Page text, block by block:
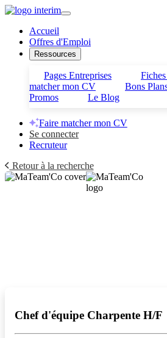
Accueil
Offres d'Emploi
Ressources
Pages Entreprises
matcher mon CV
Bons
Promos
Le Blog
Faire matcher mon CV
Se connecter
Recruteur
Retour à la recherche
Chef d'équipe Charpente H/F